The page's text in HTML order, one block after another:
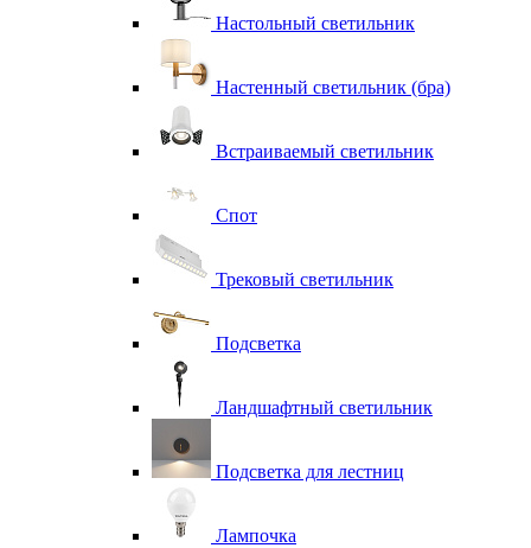
Настольный светильник
Настенный светильник (бра)
Встраиваемый светильник
Спот
Трековый светильник
Подсветка
Ландшафтный светильник
Подсветка для лестниц
Лампочка